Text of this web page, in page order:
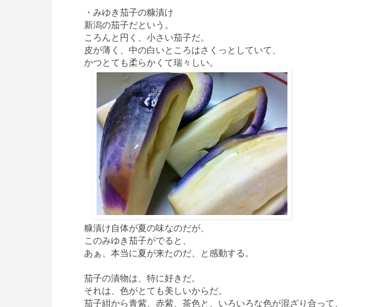
・みゆき茄子の糠漬け
新潟の茄子だという。
ころんと円く、小さい茄子だ。
皮が薄く、中の白いところはさくっとしていて、
かつとても柔らかくて瑞々しい。
糠漬け自体が夏の味なのだが、
このみゆき茄子がでると、
あぁ、本当に夏が来たのだ、と感動する。
茄子の漬物は、特に好きだ。
それは、色がとても美しいからだ。
茄子紺から青紫、赤紫、茶色と、いろいろな色が混ざり合って、